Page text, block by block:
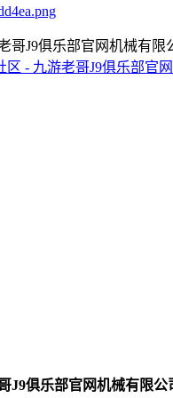
- 九游老哥J9俱乐部官网
J9俱乐部官网机械有限公